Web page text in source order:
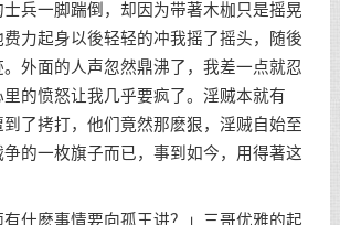
一脚踹倒，却因为带著木枷只是摇晃
力起身以後轻轻的冲我摇了摇头，随後
外面的人声忽然鼎沸了，我差一点就忍
的愤怒让我几乎要疯了。淫贼本就有
了拷打，他们竟然那麽狠，淫贼自始至
的一枚旗子而已，事到如今，用得著这
麽事情要向孤王讲？」三哥优雅的起